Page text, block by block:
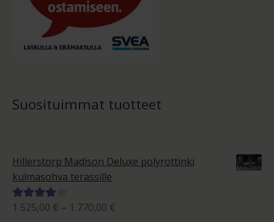
Suosituimmat tuotteet
Hillerstorp Madison Deluxe polyrottinki
kulmasohva terassille
Arvostelu
1 525,00 € – 1 770,00 €